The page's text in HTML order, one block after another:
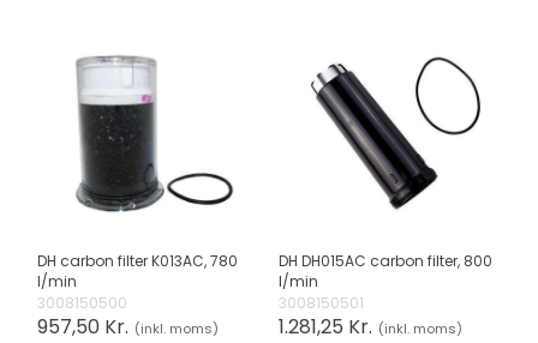
DH carbon filter K013AC, 780
l/min
3008150500
957,50 Kr. (inkl. moms)
DH DH015AC carbon filter, 800
l/min
3008150501
1.281,25 Kr. (inkl. moms)